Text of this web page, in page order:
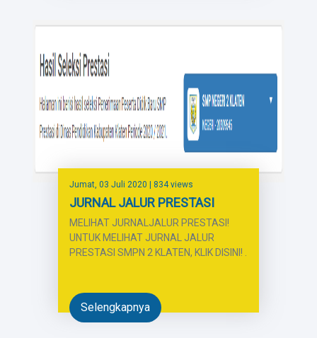
Jumat, 03 Juli 2020 | 834 views
JURNAL JALUR PRESTASI
MELIHAT JURNALJALUR PRESTASI!
UNTUK MELIHAT JURNAL JALUR
PRESTASI SMPN 2 KLATEN, KLIK DISINI! .
Selengkapnya